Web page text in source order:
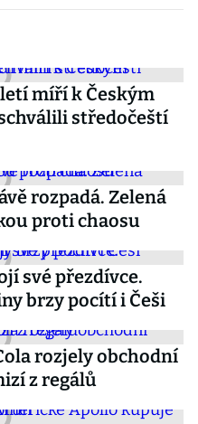
míří k Českým
středočeští
rozpadá. Zelená
proti chaosu
své přezdívce.
brzy pocítí i Češi
rozjely obchodní
z regálů